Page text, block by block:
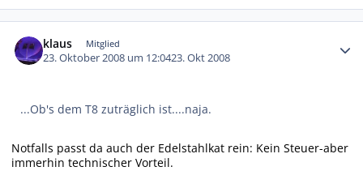
klaus Mitglied
23. Oktober 2008 um 12:0423. Okt 2008
...Ob's dem T8 zuträglich ist....naja.
Notfalls passt da auch der Edelstahlkat rein: Kein Steuer-aber
immerhin technischer Vorteil.